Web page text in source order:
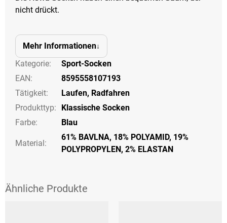
nicht drückt.
Mehr Informationen
Kategorie:
Sport-Socken
EAN:
8595558107193
Tätigkeit: Laufen, Radfahren
Produkttyp:
Klassische Socken
Farbe: Blau
Material:
61% BAVLNA, 18% POLYAMID, 19%
POLYPROPYLEN, 2% ELASTAN